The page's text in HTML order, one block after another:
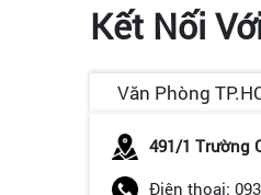
Kết Nối
Văn Phòng
491/1 Trường
Điện thoại: